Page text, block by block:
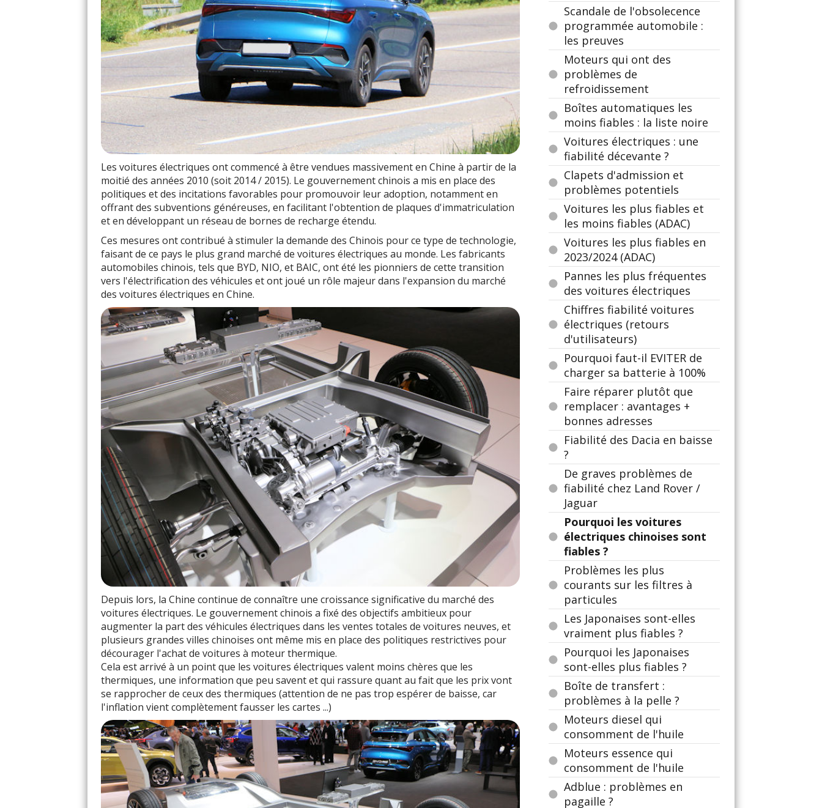
Les voitures électriques ont commencé à être vendues massivement en Chine à partir de la
moitié des années 2010 (soit 2014 / 2015). Le gouvernement chinois a mis en place des
politiques et des incitations favorables pour promouvoir leur adoption, notamment en
offrant des subventions généreuses, en facilitant l'obtention de plaques d'immatriculation
et en développant un réseau de bornes de recharge étendu.
Ces mesures ont contribué à stimuler la demande des Chinois pour ce type de technologie,
faisant de ce pays le plus grand marché de voitures électriques au monde. Les fabricants
automobiles chinois, tels que BYD, NIO, et BAIC, ont été les pionniers de cette transition
vers l'électrification des véhicules et ont joué un rôle majeur dans l'expansion du marché
des voitures électriques en Chine.
Depuis lors, la Chine continue de connaître une croissance significative du marché des
voitures électriques. Le gouvernement chinois a fixé des objectifs ambitieux pour
augmenter la part des véhicules électriques dans les ventes totales de voitures neuves, et
plusieurs grandes villes chinoises ont même mis en place des politiques restrictives pour
décourager l'achat de voitures à moteur thermique.
Cela est arrivé à un point que les voitures électriques valent moins chères que les
thermiques, une information que peu savent et qui rassure quant au fait que les prix vont
se rapprocher de ceux des thermiques (attention de ne pas trop espérer de baisse, car
l'inflation vient complètement fausser les cartes ...)
Scandale de l'obsolecence
programmée automobile :
les preuves
Moteurs qui ont des
problèmes de
refroidissement
Boîtes automatiques les
moins fiables : la liste noire
Voitures électriques : une
fiabilité décevante ?
Clapets d'admission et
problèmes potentiels
Voitures les plus fiables et
les moins fiables (ADAC)
Voitures les plus fiables en
2023/2024 (ADAC)
Pannes les plus fréquentes
des voitures électriques
Chiffres fiabilité voitures
électriques (retours
d'utilisateurs)
Pourquoi faut-il EVITER de
charger sa batterie à 100%
Faire réparer plutôt que
remplacer : avantages +
bonnes adresses
Fiabilité des Dacia en baisse
?
De graves problèmes de
fiabilité chez Land Rover /
Jaguar
Pourquoi les voitures
électriques chinoises sont
fiables ?
Problèmes les plus
courants sur les filtres à
particules
Les Japonaises sont-elles
vraiment plus fiables ?
Pourquoi les Japonaises
sont-elles plus fiables ?
Boîte de transfert :
problèmes à la pelle ?
Moteurs diesel qui
consomment de l'huile
Moteurs essence qui
consomment de l'huile
Adblue : problèmes en
pagaille ?